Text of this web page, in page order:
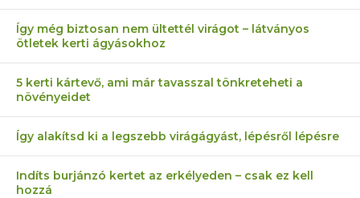
Így még biztosan nem ültettél virágot – látványos
ötletek kerti ágyásokhoz
5 kerti kártevő, ami már tavasszal tönkreteheti a
növényeidet
Így alakítsd ki a legszebb virágágyást, lépésről lépésre
Indíts burjánzó kertet az erkélyeden – csak ez kell
hozzá